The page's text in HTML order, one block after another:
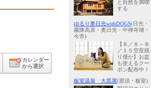
カレンダー
から選択
と自然を満喫
する
ゆるり奥日光withDOGS(日光・
霧降高原・奥日光・中禅寺湖・
今市)
【８／８～８
／１５空室残
り僅か】お盆
も使えるクー
ポン配布中！
板室温泉 大黒屋(那須・板室)